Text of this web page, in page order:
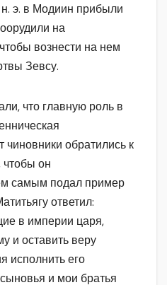
э. в Модиин прибыли
на
вознести на нем
Зевсу.
что главную роль в
чиновники обратились к
он
самым подал пример
ответил:
в империи царя,
и оставить веру
исполнить его
и мои братья